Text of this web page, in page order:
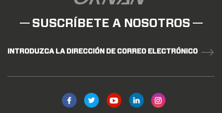
SUSCRÍBETE A NOSOTROS
INTRODUZCA LA DIRECCIÓN DE CORREO ELECTRÓNICO